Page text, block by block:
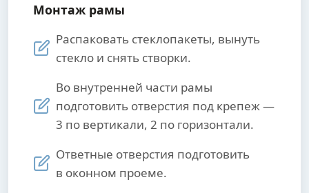
Монтаж рамы
Распаковать стеклопакеты, вынуть
стекло и снять створки.
Во внутренней части рамы
подготовить отверстия под крепеж —
3 по вертикали, 2 по горизонтали.
Ответные отверстия подготовить
в оконном проеме.